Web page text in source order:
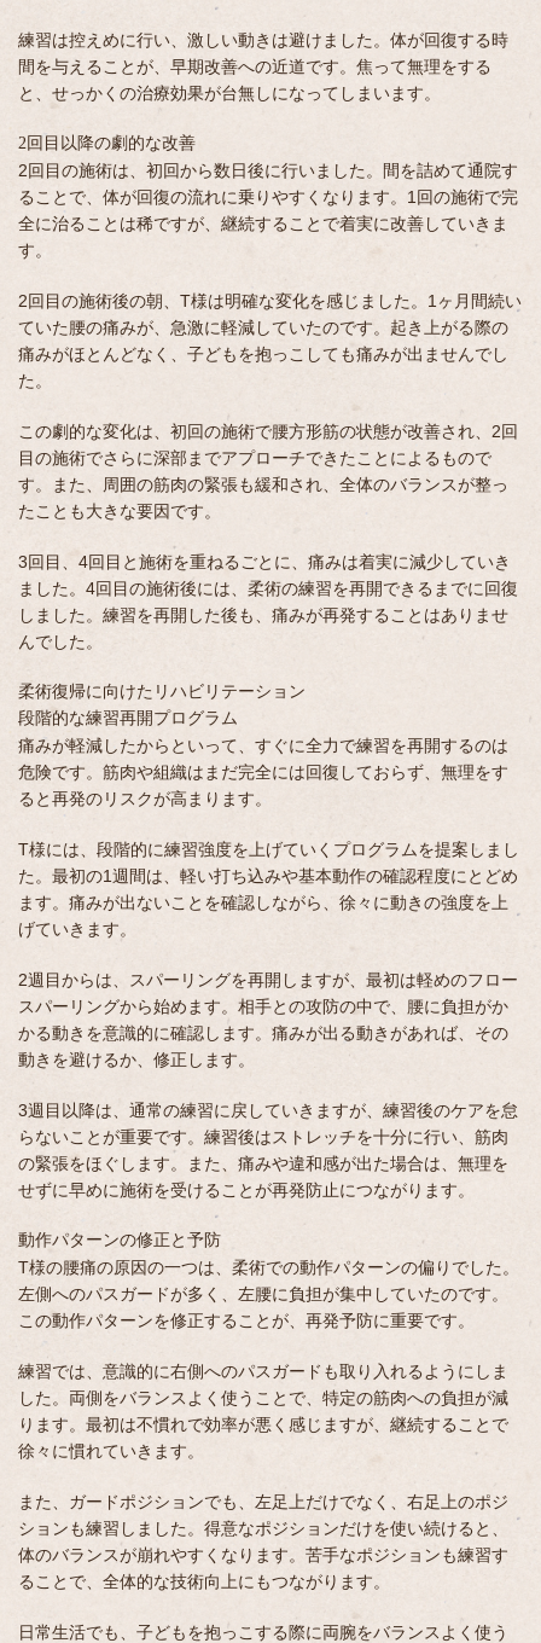
練習は控えめに行い、激しい動きは避けました。体が回復する時
間を与えることが、早期改善への近道です。焦って無理をする
と、せっかくの治療効果が台無しになってしまいます。
2回目以降の劇的な改善
2回目の施術は、初回から数日後に行いました。間を詰めて通院す
ることで、体が回復の流れに乗りやすくなります。1回の施術で完
全に治ることは稀ですが、継続することで着実に改善していきま
す。
2回目の施術後の朝、T様は明確な変化を感じました。1ヶ月間続い
ていた腰の痛みが、急激に軽減していたのです。起き上がる際の
痛みがほとんどなく、子どもを抱っこしても痛みが出ませんでし
た。
この劇的な変化は、初回の施術で腰方形筋の状態が改善され、2回
目の施術でさらに深部までアプローチできたことによるもので
す。また、周囲の筋肉の緊張も緩和され、全体のバランスが整っ
たことも大きな要因です。
3回目、4回目と施術を重ねるごとに、痛みは着実に減少していき
ました。4回目の施術後には、柔術の練習を再開できるまでに回復
しました。練習を再開した後も、痛みが再発することはありませ
んでした。
柔術復帰に向けたリハビリテーション
段階的な練習再開プログラム
痛みが軽減したからといって、すぐに全力で練習を再開するのは
危険です。筋肉や組織はまだ完全には回復しておらず、無理をす
ると再発のリスクが高まります。
T様には、段階的に練習強度を上げていくプログラムを提案しまし
た。最初の1週間は、軽い打ち込みや基本動作の確認程度にとどめ
ます。痛みが出ないことを確認しながら、徐々に動きの強度を上
げていきます。
2週目からは、スパーリングを再開しますが、最初は軽めのフロー
スパーリングから始めます。相手との攻防の中で、腰に負担がか
かる動きを意識的に確認します。痛みが出る動きがあれば、その
動きを避けるか、修正します。
3週目以降は、通常の練習に戻していきますが、練習後のケアを怠
らないことが重要です。練習後はストレッチを十分に行い、筋肉
の緊張をほぐします。また、痛みや違和感が出た場合は、無理を
せずに早めに施術を受けることが再発防止につながります。
動作パターンの修正と予防
T様の腰痛の原因の一つは、柔術での動作パターンの偏りでした。
左側へのパスガードが多く、左腰に負担が集中していたのです。
この動作パターンを修正することが、再発予防に重要です。
練習では、意識的に右側へのパスガードも取り入れるようにしま
した。両側をバランスよく使うことで、特定の筋肉への負担が減
ります。最初は不慣れで効率が悪く感じますが、継続することで
徐々に慣れていきます。
また、ガードポジションでも、左足上だけでなく、右足上のポジ
ションも練習しました。得意なポジションだけを使い続けると、
体のバランスが崩れやすくなります。苦手なポジションも練習す
ることで、全体的な技術向上にもつながります。
日常生活でも、子どもを抱っこする際に両腕をバランスよく使う